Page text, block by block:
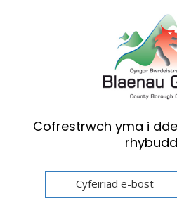
Cymraeg
Preswylwyr
Cofrestrwch yma i